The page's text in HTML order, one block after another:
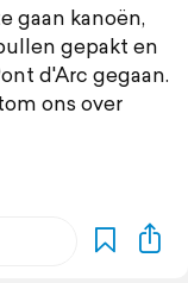
gaan kanoën,
gepakt en
d'Arc gegaan.
ons over